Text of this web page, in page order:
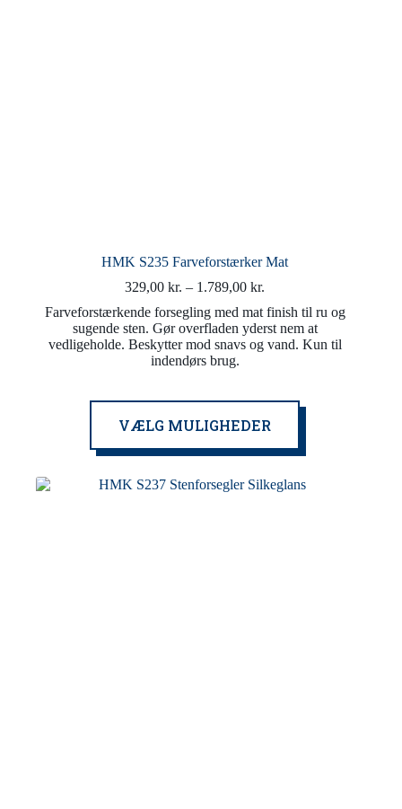
HMK S235 Farveforstærker Mat
329,00kr. – 1.789,00kr.
til
1.789,00 kr.
Farveforstærkende forsegling med mat finish til ru og
sugende sten. Gør overfladen yderst nem at
vedligeholde. Beskytter mod snavs og vand. Kun til
indendørs brug.
VÆLG MULIGHEDER
Dette
vare
flere
Mulighederne